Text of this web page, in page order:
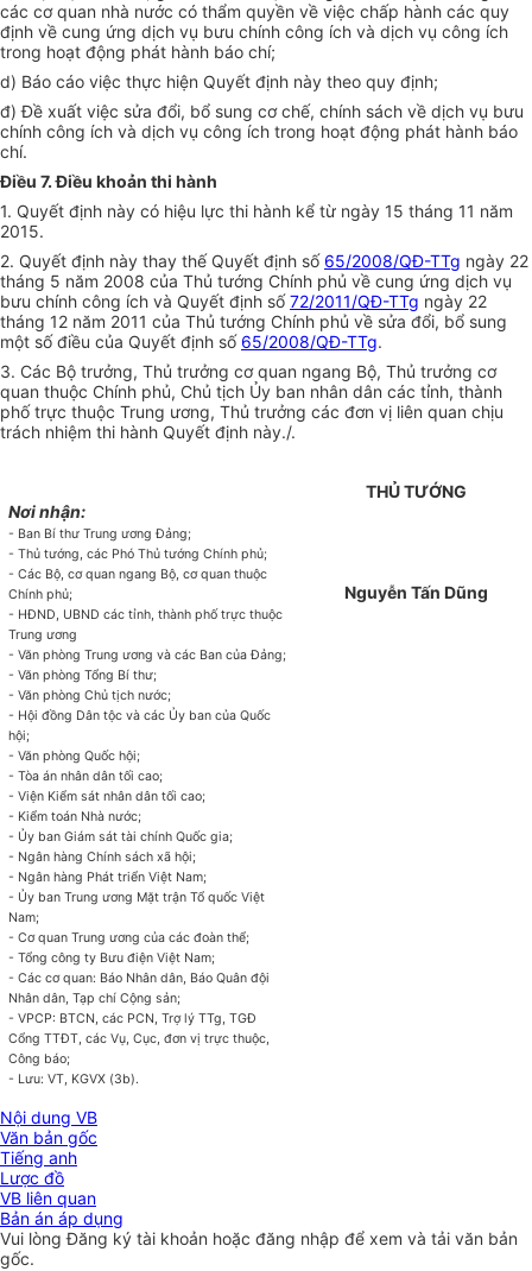
các cơ quan nhà nước có thẩm quyền về việc chấp hành các quy
định về cung ứng dịch vụ bưu chính công ích và dịch vụ công ích
trong hoạt động phát hành báo chí;
d) Báo cáo việc thực hiện Quyết định này theo quy định;
đ) Đề xuất việc sửa đổi, bổ sung cơ chế, chính sách về dịch vụ bưu
chính công ích và dịch vụ công ích trong hoạt động phát hành báo
chí.
Điều 7. Điều khoản thi hành
1. Quyết định này có hiệu lực thi hành kể từ ngày 15 tháng 11 năm
2015.
2. Quyết định này thay thế Quyết định số 65/2008/QĐ-TTg ngày 22
tháng 5 năm 2008 của Thủ tướng Chính phủ về cung ứng dịch vụ
bưu chính công ích và Quyết định số72/2011/QĐ-TTg ngày 22
tháng 12 năm 2011 của Thủ tướng Chính phủ về sửa đổi, bổ sung
một số điều của Quyết định số 65/2008/QĐ-TTg.
3. Các Bộ trưởng, Thủ trưởng cơ quan ngang Bộ, Thủ trưởng cơ
quan thuộc Chính phủ, Chủ tịch Ủy ban nhân dân các tỉnh, thành
phố trực thuộc Trung ương, Thủ trưởng các đơn vị liên quan chịu
trách nhiệm thi hành Quyết định này./.
Nơi nhận:
- Ban Bí thư Trung ương Đảng;
- Thủ tướng, các Phó Thủ tướng Chính phủ;
- Các Bộ, cơ quan ngang Bộ, cơ quan thuộc
Chính phủ;
- HĐND, UBND các tỉnh, thành phố trực thuộc
Trung ương
- Văn phòng Trung ương và các Ban của Đảng;
- Văn phòng Tổng Bí thư;
- Văn phòng Chủ tịch nước;
- Hội đồng Dân tộc và các Ủy ban của Quốc
hội;
- Văn phòng Quốc hội;
- Tòa án nhân dân tối cao;
- Viện Kiểm sát nhân dân tối cao;
- Kiểm toán Nhà nước;
- Ủy ban Giám sát tài chính Quốc gia;
- Ngân hàng Chính sách xã hội;
- Ngân hàng Phát triển Việt Nam;
- Ủy ban Trung ương Mặt trận Tổ quốc Việt
Nam;
- Cơ quan Trung ương của các đoàn thể;
- Tổng công ty Bưu điện Việt Nam;
- Các cơ quan: Báo Nhân dân, Báo Quân đội
Nhân dân, Tạp chí Cộng sản;
- VPCP: BTCN, các PCN, Trợ lý TTg, TGĐ
Cổng TTĐT, các Vụ, Cục, đơn vị trực thuộc,
Công báo;
- Lưu: VT, KGVX (3b).
THỦ TƯỚNG
Nguyễn Tấn Dũng
Nội dung VB
Văn bản gốc
Tiếng anh
Lược đồ
VB liên quan
Bản án áp dụng
Vui lòngĐăng ký tài khoản hoặc đăng nhập để xem và tải văn bản
gốc.